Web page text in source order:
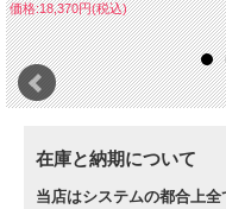
価格:18,370円(税込)
在庫と納期について
当店はシステムの都合上